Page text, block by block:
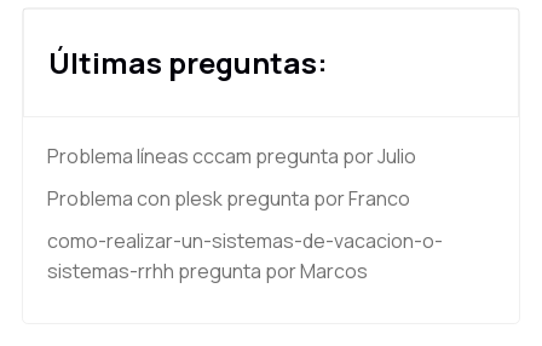
Últimas preguntas:
Problema líneas cccam pregunta por Julio
Problema con pleskpregunta por Franco
como-realizar-un-sistemas-de-vacacion-o-
sistemas-rrhh pregunta por Marcos